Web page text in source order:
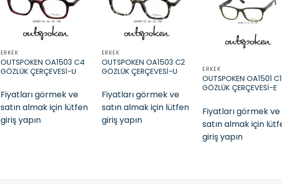
Add to
ERKEK
OUTSPOKEN OA1503 C4
GÖZLÜK ÇERÇEVESİ-U
Fiyatları görmek ve
satın almak için lütfen
giriş yapın
Add to
ERKEK
OUTSPOKEN OA1503 C2
GÖZLÜK ÇERÇEVESİ-U
Fiyatları görmek ve
satın almak için lütfen
giriş yapın
ERKEK
OUTSPOKEN OA1501 C1
GÖZLÜK ÇERÇEVESİ-E
Fiyatları görmek ve
satın almak için
giriş yapın